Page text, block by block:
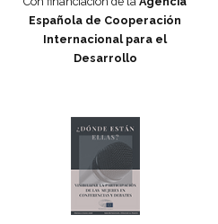
Española de Cooperación
Internacional para el
Desarrollo